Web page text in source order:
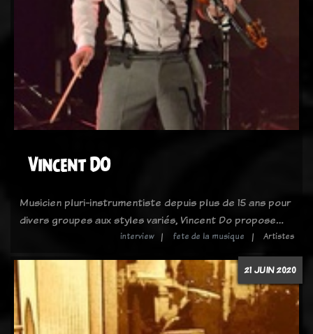
Vincent DO
Musicien pluri-instrumentiste depuis plus de 15 ans pour
divers groupes aux styles variés, Vincent Do propose…
interview fete de la musique Artistes
21 JUIN 2020